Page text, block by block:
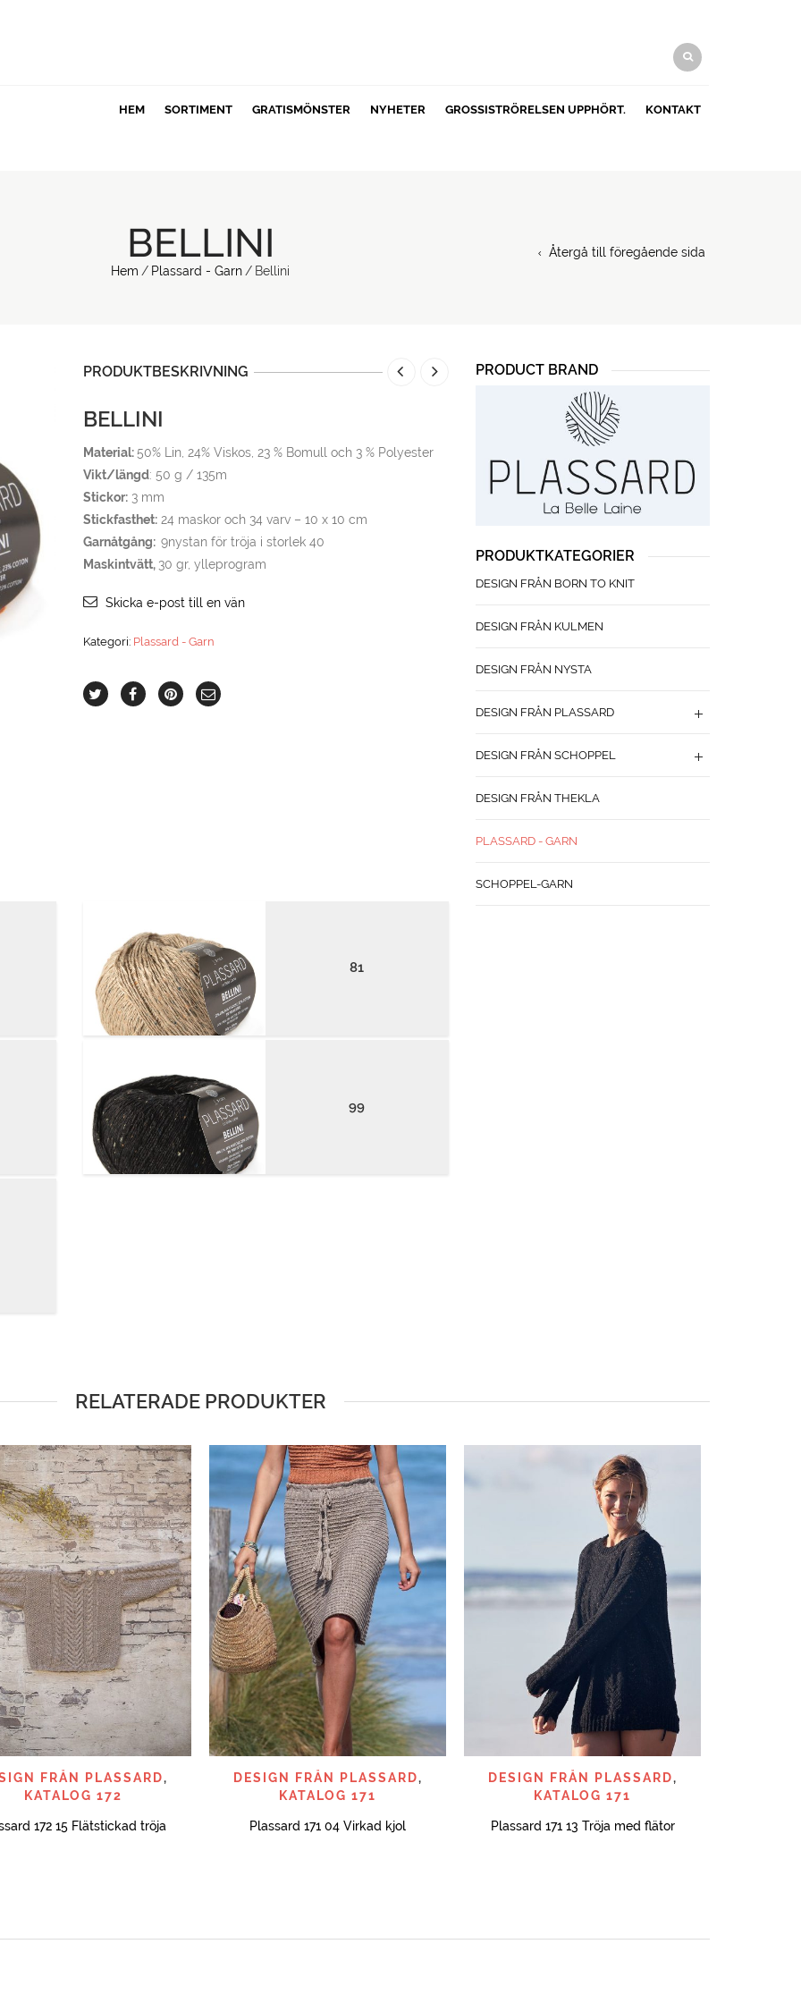
HEM SORTIMENT GRATISMÖNSTER NYHETER GROSSISTRÖRELSEN UPPHÖRT. KONTAKT
BELLINI
Hem / Plassard - Garn / Bellini
Återgå till föregående sida
PRODUKTBESKRIVNING
BELLINI
Material:50% Lin, 24% Viskos, 23 % Bomull och 3 % Polyester
Vikt/längd: 50 g / 135m
Stickor:3 mm
Stickfasthet:24 maskor och 34 varv – 10 x 10 cm
Garnåtgång: 9nystan för tröja i storlek 40
Maskintvätt, 30 gr, ylleprogram
Skicka e-post till en vän
Kategori: Plassard - Garn
81
99
PRODUCT BRAND
PRODUKTKATEGORIER
DESIGN FRÅN BORN TO KNIT
DESIGN FRÅN KULMEN
DESIGN FRÅN NYSTA
DESIGN FRÅN PLASSARD
DESIGN FRÅN SCHOPPEL
DESIGN FRÅN THEKLA
PLASSARD - GARN
SCHOPPEL-GARN
RELATERADE PRODUKTER
SNABBTITT
FRÅN PLASSARD,
KATALOG 172
172 15 Flätstickad tröja
SNABBTITT
DESIGN FRÅN PLASSARD,
KATALOG 171
Plassard 171 04 Virkad kjol
SNABBTITT
DESIGN FRÅN PLASSARD,
KATALOG 171
Plassard 171 13 Tröja med flätor